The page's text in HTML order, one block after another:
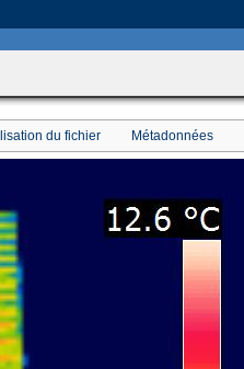
du fichier Métadonnées